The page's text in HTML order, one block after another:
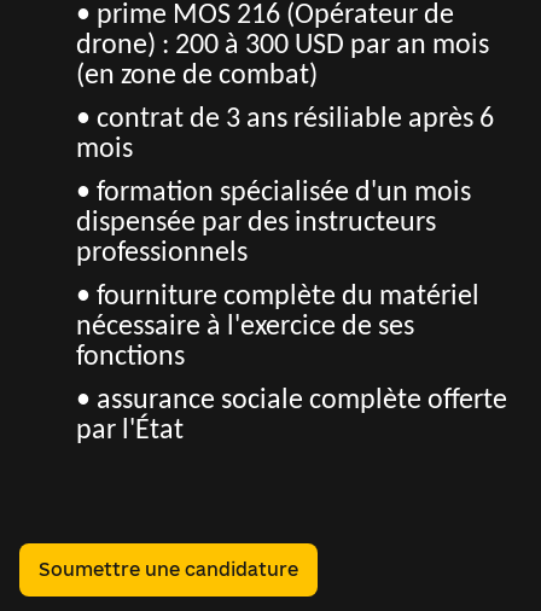
• prime MOS 216 (Opérateur de
drone) : 200 à 300 USD par an mois
(en zone de combat)
• contrat de 3 ans résiliable après 6
mois
• formation spécialisée d'un mois
dispensée par des instructeurs
professionnels
• fourniture complète du matériel
nécessaire à l'exercice de ses
fonctions
• assurance sociale complète offerte
par l'État
Soumettre une candidature